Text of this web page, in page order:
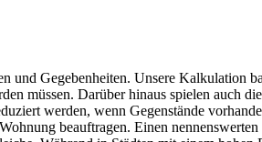
und Gegebenheiten. Unsere Kalkulation
müssen. Darüber hinaus spielen auch
werden, wenn Gegenstände
beauftragen. Einen